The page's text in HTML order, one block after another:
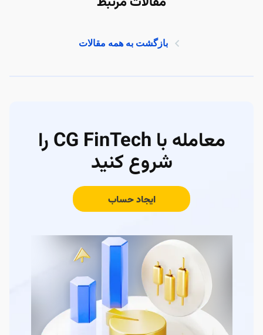
بازگشت به همه مقالات
معامله با CG FinTech را
شروع کنید
ایجاد حساب